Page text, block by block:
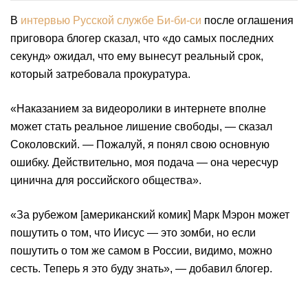
В интервью Русской службе Би-би-си после оглашения
приговора блогер сказал, что «до самых последних
секунд» ожидал, что ему вынесут реальный срок,
который затребовала прокуратура.
«Наказанием за видеоролики в интернете вполне
может стать реальное лишение свободы, — сказал
Соколовский. — Пожалуй, я понял свою основную
ошибку. Действительно, моя подача — она чересчур
цинична для российского общества».
«За рубежом [американский комик] Марк Мэрон может
пошутить о том, что Иисус — это зомби, но если
пошутить о том же самом в России, видимо, можно
сесть. Теперь я это буду знать», — добавил блогер.